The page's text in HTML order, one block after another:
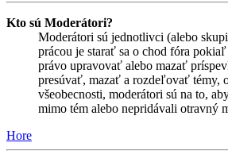
Kto sú Moderátori?
Moderátori sú jednotlivci (alebo
prácou je starať sa o chod fóra
právo upravovať alebo mazať
presúvať, mazať a rozdeľovať témy,
všeobecnosti, moderátori sú na to,
mimo tém alebo nepridávali otravný
Hore